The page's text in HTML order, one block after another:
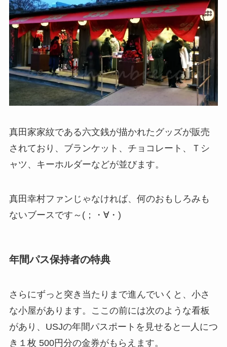
真田家家紋である六文銭が描かれたグッズが販売
されており、ブランケット、チョコレート、Ｔシ
ャツ、キーホルダーなどが並びます。
真田幸村ファンじゃなければ、何のおもしろみも
ないブースです～(；・∀・)
年間パス保持者の特典
さらにずっと突き当たりまで進んでいくと、小さ
な小屋があります。ここの前には次のような看板
があり、 USJの年間パスポート を見せると一人につ
き１枚 500円分の金券がもらえます。